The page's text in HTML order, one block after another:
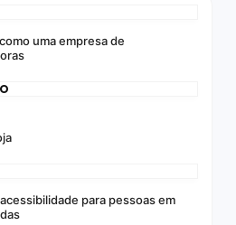
uma empresa de
para pessoas em